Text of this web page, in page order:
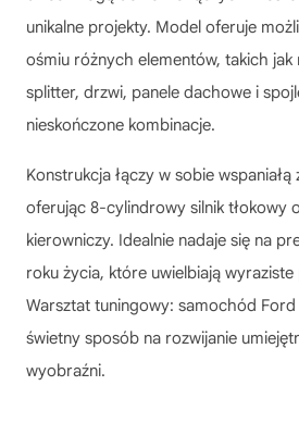
unikalne projekty. Model oferuje
ośmiu różnych elementów, takich jak
splitter, drzwi, panele dachowe i
nieskończone kombinacje.
Konstrukcja łączy w sobie wspaniałą
oferując 8-cylindrowy silnik tłokowy
kierowniczy. Idealnie nadaje się na
roku życia, które uwielbiają wyraziste
Warsztat tuningowy: samochód Ford
świetny sposób na rozwijanie
wyobraźni.